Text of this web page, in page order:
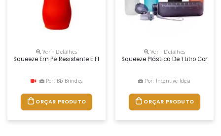
Ver + Detalhes
Squeeze Em Pe Resistente E Flexível, 250 Ml. Bico Em Pvc Cristal Que
Por: Bb Brindes
ORÇAR PRODUTO
Ver + Detalhes
Squeeze Plástica De 1 Litro Com
Por: Incentive Ideia
ORÇAR PRODUTO